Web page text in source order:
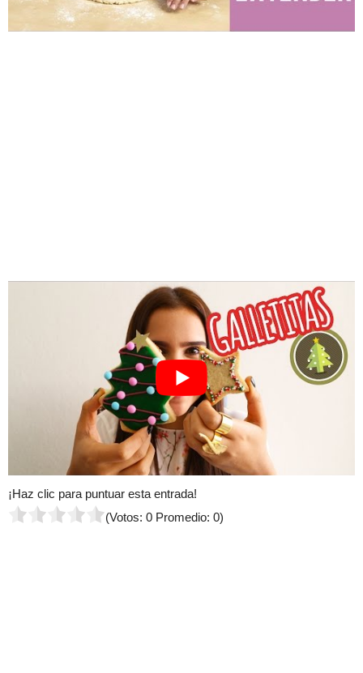
¡Haz clic para puntuar esta entrada!
(Votos: 0 Promedio: 0)